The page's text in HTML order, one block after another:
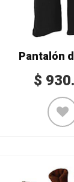
Pantalón
$